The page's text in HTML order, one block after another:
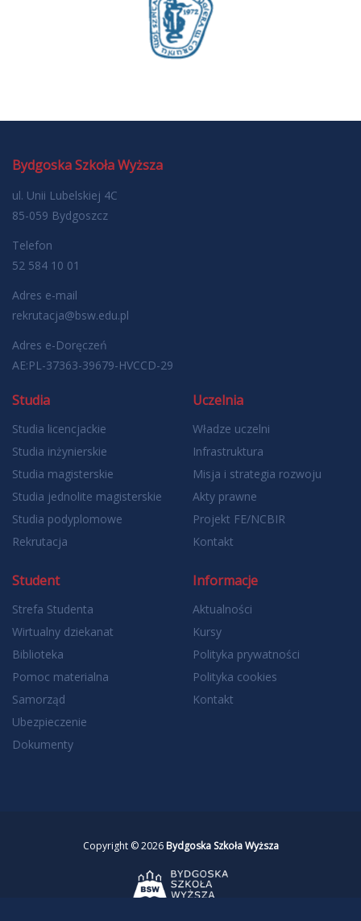
Bydgoska Szkoła Wyższa
ul. Unii Lubelskiej 4C
85-059 Bydgoszcz
Telefon
52 584 10 01
Adres e-mail
rekrutacja@bsw.edu.pl
Adres e-Doręczeń
AE:PL-37363-39679-HVCCD-29
Studia
Studia licencjackie
Studia inżynierskie
Studia magisterskie
Studia jednolite magisterskie
Studia podyplomowe
Rekrutacja
Uczelnia
Władze uczelni
Infrastruktura
Misja i strategia rozwoju
Akty prawne
Projekt FE/NCBIR
Kontakt
Student
Strefa Studenta
Wirtualny dziekanat
Biblioteka
Pomoc materialna
Samorząd
Ubezpieczenie
Dokumenty
Informacje
Aktualności
Kursy
Polityka prywatności
Polityka cookies
Kontakt
Copyright © 2026 Bydgoska Szkoła Wyższa